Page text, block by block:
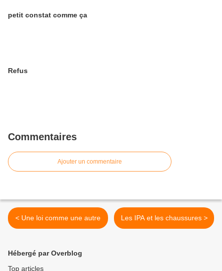
petit constat comme ça
Refus
Commentaires
Ajouter un commentaire
< Une loi comme une autre Les IPA et les chaussures >
Hébergé par Overblog
Top articles